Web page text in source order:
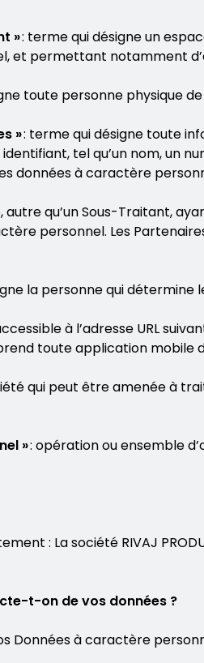
»: terme qui désigne un
et permettant notamment
toute personne physique
»: terme qui désigne toute
tel qu’un nom, un
données à caractère
qu’un Sous-Traitant,
personnel. Les
la personne qui détermine
à l’adresse URL
toute application mobile
qui peut être amenée à
»: opération ou ensemble
: La société RIVAJ
t-on de vos données ?
Données à caractère